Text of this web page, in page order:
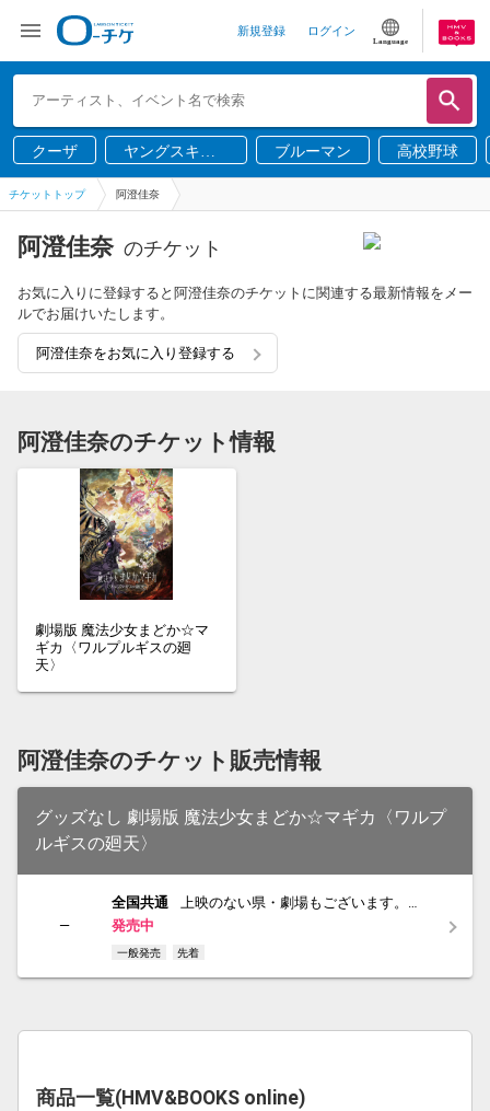
新規登録 ログイン
Language
クーザ
ヤングスキニ
ー
ブルーマン 高校野球
チケットトップ 阿澄佳奈
阿澄佳奈 のチケット
お気に入りに登録すると阿澄佳奈のチケットに関連する最新情報をメー
ルでお届けいたします。
阿澄佳奈をお気に入り登録する
阿澄佳奈のチケット情報
劇場版 魔法少女まどか☆マ
ギカ〈ワルプルギスの廻
天〉
阿澄佳奈のチケット販売情報
グッズなし 劇場版 魔法少女まどか☆マギカ〈ワルプ
ルギスの廻天〉
―
全国共通
上映のない県・劇場もございます。予
めご確認の上ご購入下さい。
発売中
一般発売 先着
商品一覧(HMV&BOOKS online)